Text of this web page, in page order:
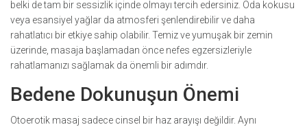
belki de tam bir sessizlik içinde olmayı tercih edersiniz. Oda kokusu
veya esansiyel yağlar da atmosferi şenlendirebilir ve daha
rahatlatıcı bir etkiye sahip olabilir. Temiz ve yumuşak bir zemin
üzerinde, masaja başlamadan önce nefes egzersizleriyle
rahatlamanızı sağlamak da önemli bir adımdır.
Bedene Dokunuşun Önemi
Otoerotik masaj sadece cinsel bir haz arayışı değildir. Aynı